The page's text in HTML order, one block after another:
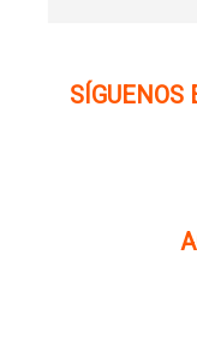
SÍGUENOS